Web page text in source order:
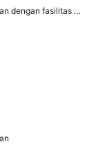
Jalur perjalanan dengan fasilitas difabel